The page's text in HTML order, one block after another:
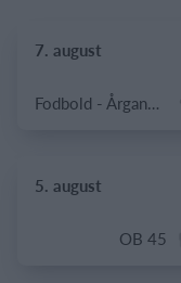
7. august
Fodbold - Årgang 2014
5. august
OB 45